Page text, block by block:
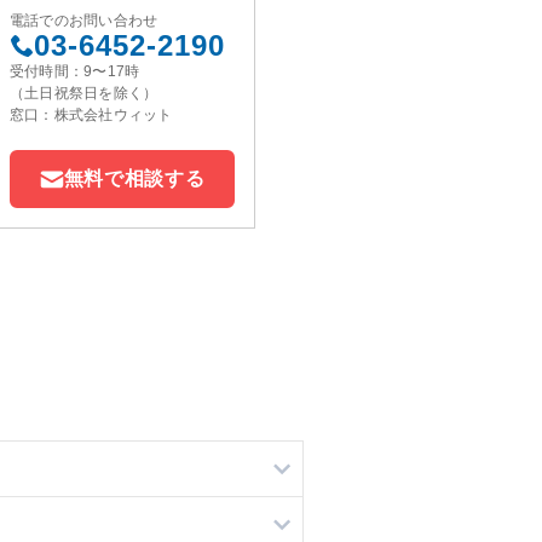
電話でのお問い合わせ
03-6452-2190
受付時間：9〜17時
（土日祝祭日を除く）
窓口：株式会社ウィット
無料で相談する